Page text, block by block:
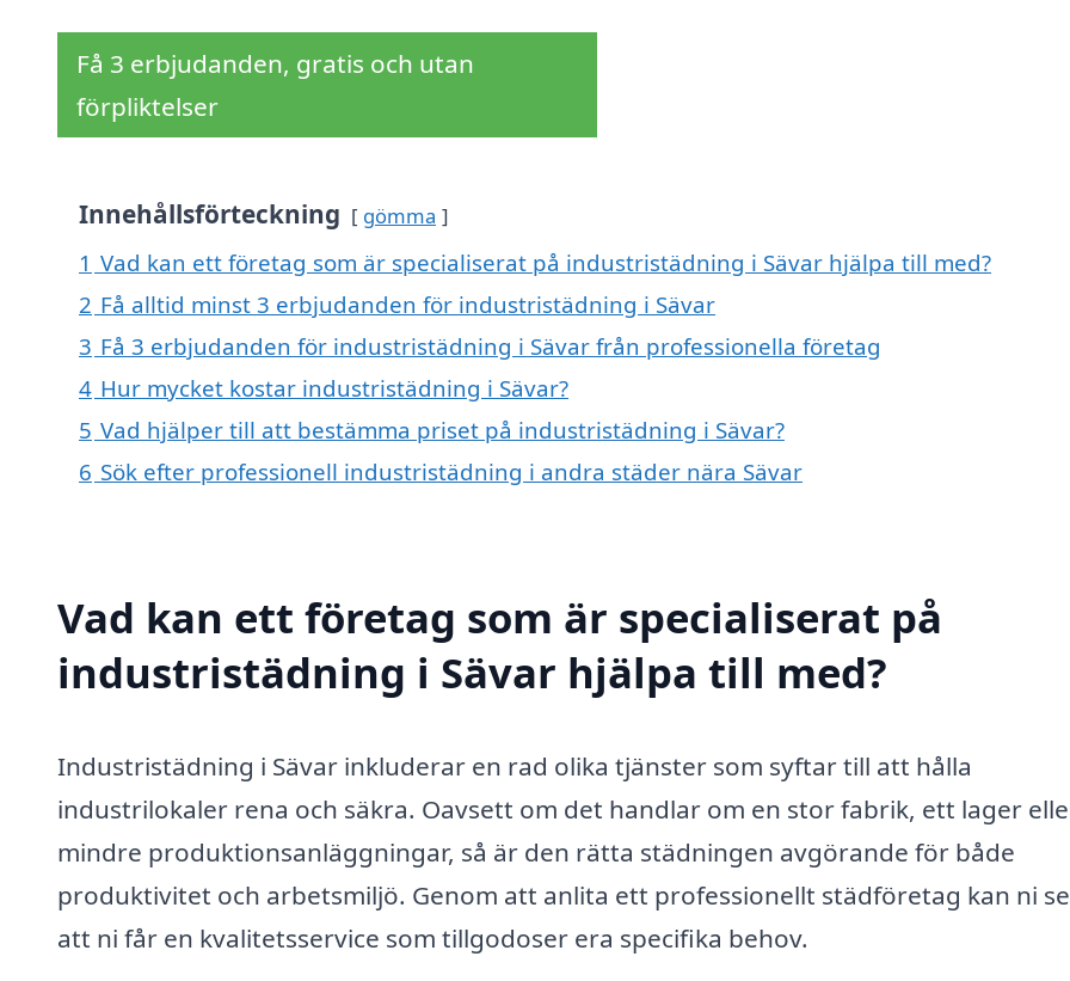
Få 3 erbjudanden, gratis och utan
förpliktelser
Innehållsförteckning gömma
1 Vad kan ett företag som är specialiserat på industristädning i Sävar hjälpa till med?
2 Få alltid minst 3 erbjudanden för industristädning i Sävar
3 Få 3 erbjudanden för industristädning i Sävar från professionella företag
4 Hur mycket kostar industristädning i Sävar?
5 Vad hjälper till att bestämma priset på industristädning i Sävar?
6 Sök efter professionell industristädning i andra städer nära Sävar
Vad kan ett företag som är specialiserat på
industristädning i Sävar hjälpa till med?
Industristädning i Sävar inkluderar en rad olika tjänster som syftar till att hålla
industrilokaler rena och säkra. Oavsett om det handlar om en stor fabrik, ett lager
mindre produktionsanläggningar, så är den rätta städningen avgörande för både
produktivitet och arbetsmiljö. Genom att anlita ett professionellt städföretag kan ni
att ni får en kvalitetsservice som tillgodoser era specifika behov.